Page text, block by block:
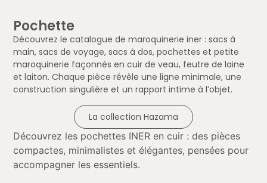
Pochette
Découvrez le catalogue de maroquinerie iner : sacs à
main, sacs de voyage, sacs à dos, pochettes et petite
maroquinerie façonnés en cuir de veau, feutre de laine
et laiton. Chaque pièce révèle une ligne minimale, une
construction singulière et un rapport intime à l’objet.
La collection Hazama
Découvrez les pochettes INER en cuir : des pièces
compactes, minimalistes et élégantes, pensées pour
accompagner les essentiels.